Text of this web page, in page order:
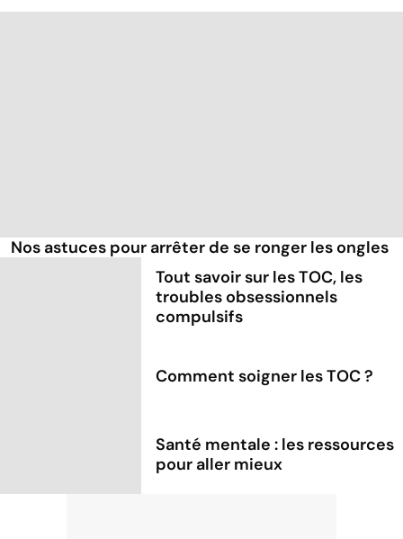
Nos astuces pour arrêter de se ronger les ongles
Tout savoir sur les TOC, les
troubles obsessionnels
compulsifs
Comment soigner les TOC ?
Santé mentale : les ressources
pour aller mieux